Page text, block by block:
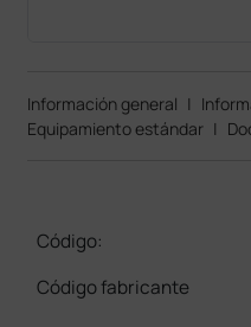
Información general |
Equipamiento estándar |
Código:
Código fabricante